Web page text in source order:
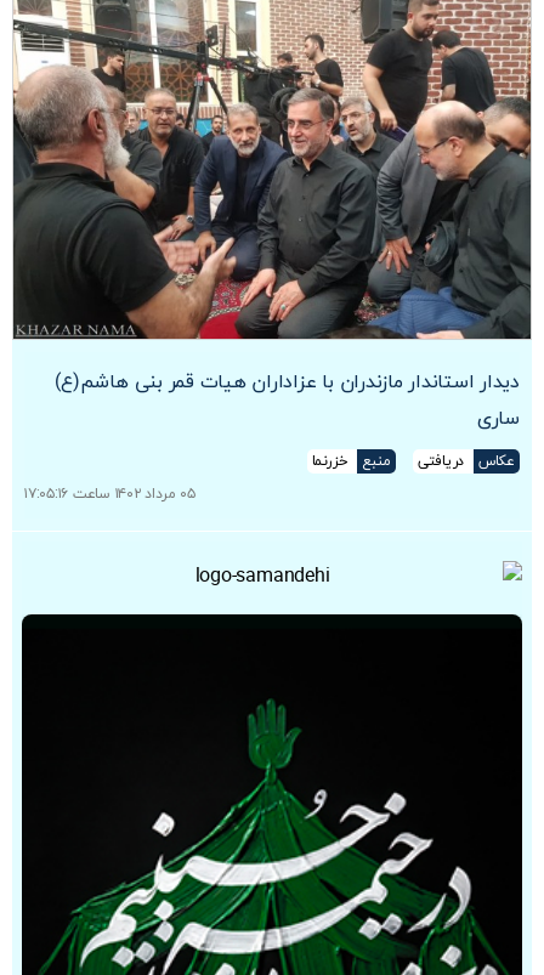
دیدار استاندار مازندران با عزاداران هیات قمر بنی هاشم(ع)
ساری
عکاس دریافتی منبع
خزرنما
۰۵ مرداد ۱۴۰۲ ساعت ۱۷:۰۵:۱۶